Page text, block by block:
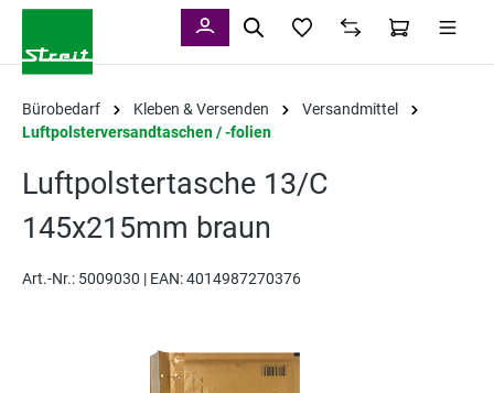
Bürobedarf Kleben & Versenden
Versandmittel
Luftpolsterversandtaschen / -folien
Luftpolstertasche 13/C
145x215mm braun
Art.-Nr.: 5009030 | EAN: 4014987270376